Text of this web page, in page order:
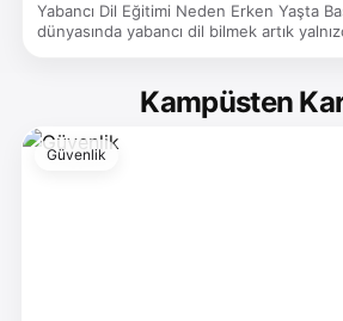
Yabancı Dil Eğitimi Neden Erken Yaşta
dünyasında yabancı dil bilmek artık
Kampüsten
Güvenlik